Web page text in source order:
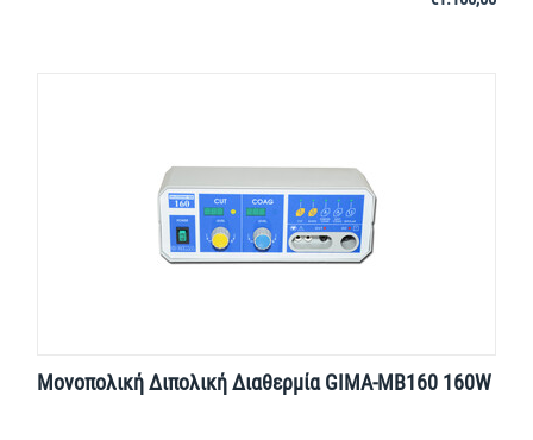
Μονοπολική Διπολική Διαθερμία GIMA-ΜΒ160 160W